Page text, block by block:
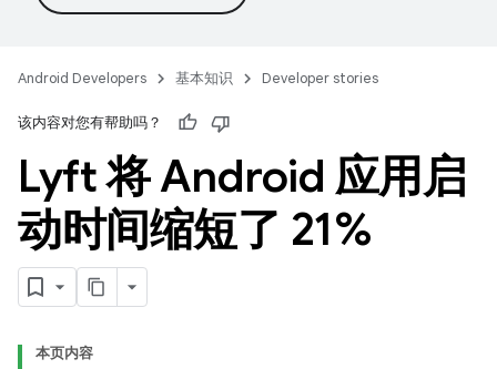
Android Developers 基本知识 Developer stories
该内容对您有帮助吗？
Lyft 将 Android 应用启
动时间缩短了 21%
本页内容